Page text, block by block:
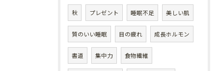
秋 プレゼント 睡眠不足 美しい肌
質のいい睡眠 目の疲れ 成長ホルモン
書道 集中力 食物繊維